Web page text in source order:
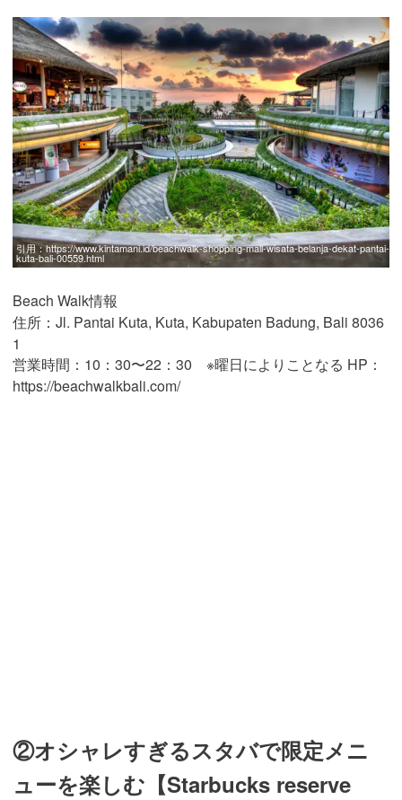
引用：https://www.kintamani.id/beachwalk-shopping-mall-wisata-belanja-dekat-pantai-
kuta-bali-00559.html
Beach Walk情報
住所：Jl. Pantai Kuta, Kuta, Kabupaten Badung, Bali 8036
1
営業時間：10：30〜22：30 ※曜日によりことなる HP：
https://beachwalkbali.com/
②オシャレすぎるスタバで限定メニ
ューを楽しむ【Starbucks reserve